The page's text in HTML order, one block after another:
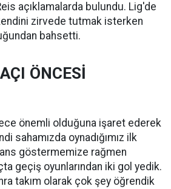
açıklamalarda bulundu. Lig'de
zirvede tutmak isterken
bahsetti.
ÖNCESİ
önemli olduğuna işaret ederek
sahamızda oynadığımız ilk
göstermemize rağmen
geçiş oyunlarından iki gol yedik.
takım olarak çok şey öğrendik